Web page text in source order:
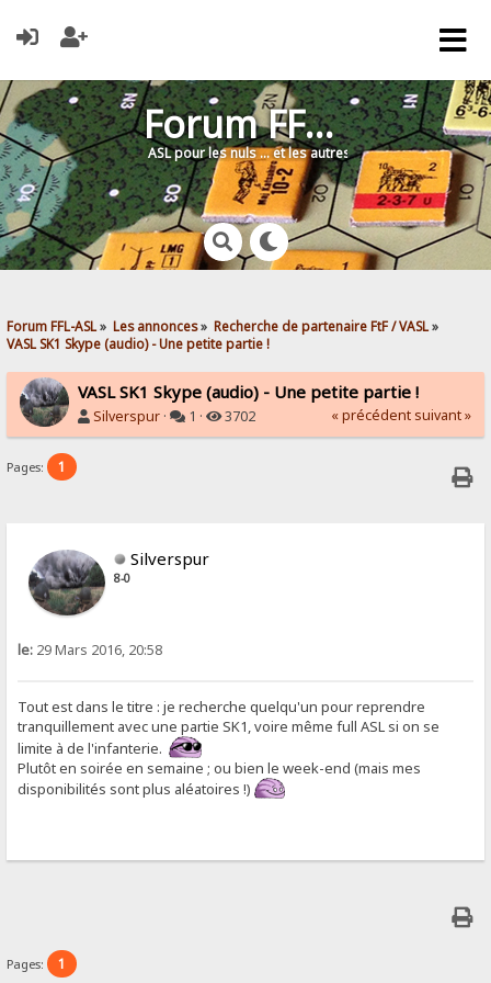
Forum FFL-ASL
ASL pour les nuls … et les autres !
Forum FFL-ASL» Les annonces» Recherche de partenaire FtF / VASL»
VASL SK1 Skype (audio) - Une petite partie !
VASL SK1 Skype (audio) - Une petite partie !
Silverspur · 1 · 3702 « précédent suivant »
Pages: 1
Silverspur
8-0
le: 29 Mars 2016, 20:58
Tout est dans le titre : je recherche quelqu'un pour reprendre
tranquillement avec une partie SK1, voire même full ASL si on se
limite à de l'infanterie.
Plutôt en soirée en semaine ; ou bien le week-end (mais mes
disponibilités sont plus aléatoires !)
Pages: 1